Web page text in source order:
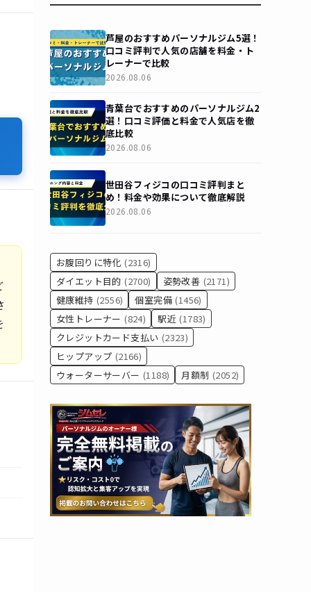
芦屋のおすすめパーソナルジム5選！
口コミ評判で人気の店舗を料金・ト
レーナーで比較
2026.08.06
青葉台でおすすめのパーソナルジム2
選！口コミ評価と料金で人気店を徹
底比較
2026.08.06
世田谷フィジコの口コミ評判まと
め！料金や効果について徹底解説
2026.08.06
お腹回りに特化 (2316)
ダイエット目的 (2700) 姿勢改善 (2171)
健康維持 (2556) 個室完備 (1456)
女性トレーナー (824) 駅近 (1783)
クレジットカード支払い (2323)
ヒップアップ (2166)
ウォーターサーバー (1188) 月額制 (2052)